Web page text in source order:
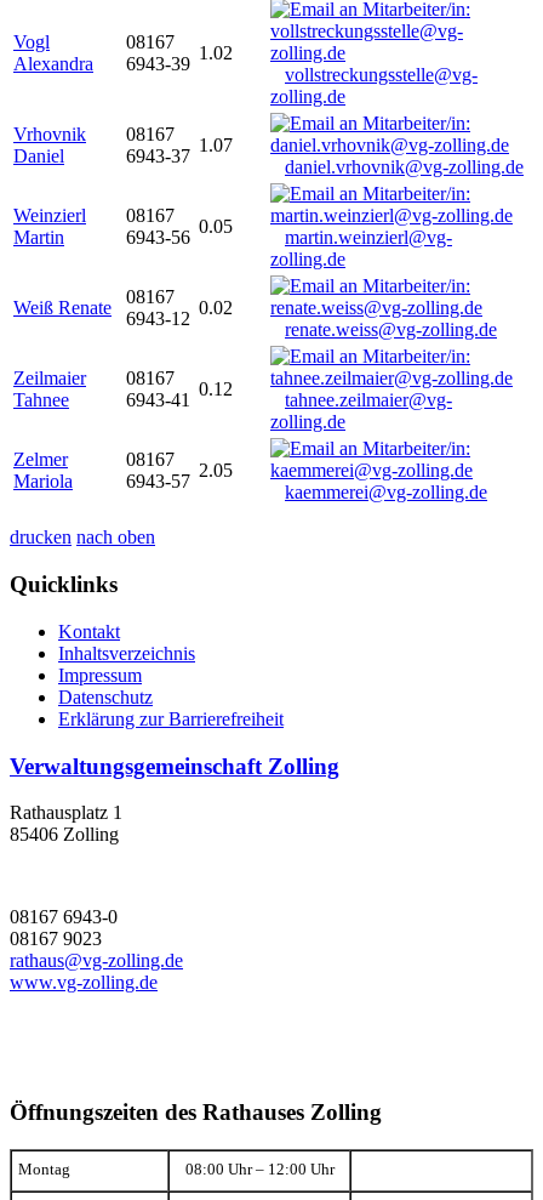
Vogl
Alexandra
08167
6943-39
1.02
vollstreckungsstelle@vg-
zolling.de
Vrhovnik
Daniel
08167
6943-37
1.07
daniel.vrhovnik@vg-zolling.de
Weinzierl
Martin
08167
6943-56
0.05
martin.weinzierl@vg-
zolling.de
Weiß Renate
08167
6943-12
0.02
renate.weiss@vg-zolling.de
Zeilmaier
Tahnee
08167
6943-41
0.12
tahnee.zeilmaier@vg-
zolling.de
Zelmer
Mariola
08167
6943-57
2.05
kaemmerei@vg-zolling.de
drucken nach oben
Quicklinks
Kontakt
Inhaltsverzeichnis
Impressum
Datenschutz
Erklärung zur Barrierefreiheit
Verwaltungsgemeinschaft Zolling
Rathausplatz 1
85406 Zolling
08167 6943-0
08167 9023
rathaus@vg-zolling.de
www.vg-zolling.de
Öffnungszeiten des Rathauses Zolling
Montag 08:00 Uhr – 12:00 Uhr